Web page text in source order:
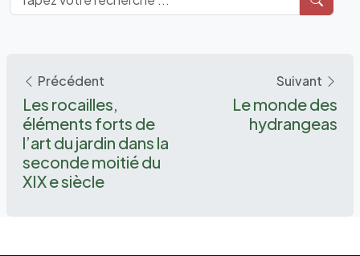
Précédent
Les rocailles,
éléments forts de
l’art du jardin dans la
seconde moitié du
XIX e siècle
Suivant
Le monde des
hydrangeas